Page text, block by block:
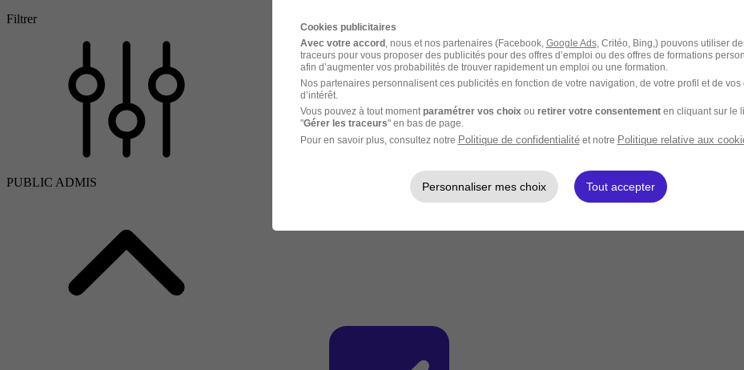
Filtrer
PUBLIC ADMIS
Cookies publicitaires
Avec votre accord, nous et nos partenaires (Facebook, Google Ads, Critéo, Bing,) pouvons utiliser
traceurs pour vous proposer des publicités pour des offres d’emploi ou des offres de formations
afin d’augmenter vos probabilités de trouver rapidement un emploi ou une formation.
Nos partenaires personnalisent ces publicités en fonction de votre navigation, de votre profil et de vos
d’intérêt.
Vous pouvez à tout moment paramétrer vos choix ou retirer votre consentementen cliquant sur le
"Gérer les traceurs" en bas de page.
Pour en savoir plus, consultez notre Politique de confidentialitéet notre Politique relative aux
Personnaliser mes choix Tout accepter